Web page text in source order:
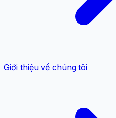
Giới thiệu về chúng tôi